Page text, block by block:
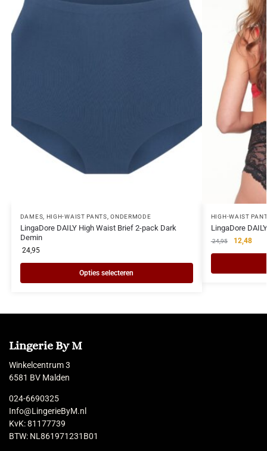
DAMES HIGH-WAIST PANTS ,ONDERMODE
LingaDore DAILY High Waist Brief 2-pack Dark
Demin
24,95
Opties selecteren
HIGH-WAIST
LingaDore
24,95 12,48
Lingerie By M
Winkelcentrum 3
6581 BV Malden
024-6690325
Info@LingerieByM.nl
KvK: 81177739
BTW: NL861971231B01